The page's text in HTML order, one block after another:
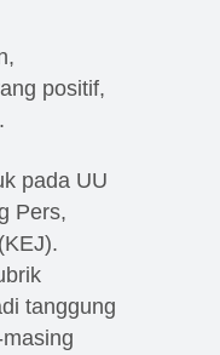
positif,
pada UU
Pers,
tanggung